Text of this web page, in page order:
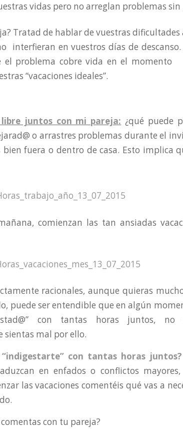
vidas pero no arreglan problemas sin
Tratad de hablar de vuestras dificultades
interfieran en vuestros días de descanso.
el problema cobre vida en el
“vacaciones ideales”.
juntos con mi pareja: ¿qué puede
o arrastres problemas durante el
fuera o dentro de casa. Esto implica
comienzan las tan ansiadas
racionales, aunque quieras
puede ser entendible que en algún
con tantas horas juntos, no
sientas mal por ello.
con tantas horas juntos?
en enfados o conflictos mayores,
las vacaciones comentéis qué vas a
con tu pareja?